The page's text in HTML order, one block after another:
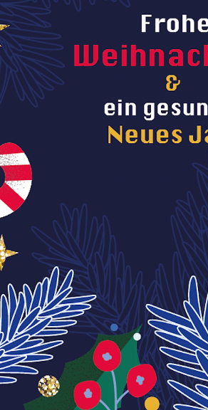
Dienstag, den 13.01.2026. Grund:
starken S